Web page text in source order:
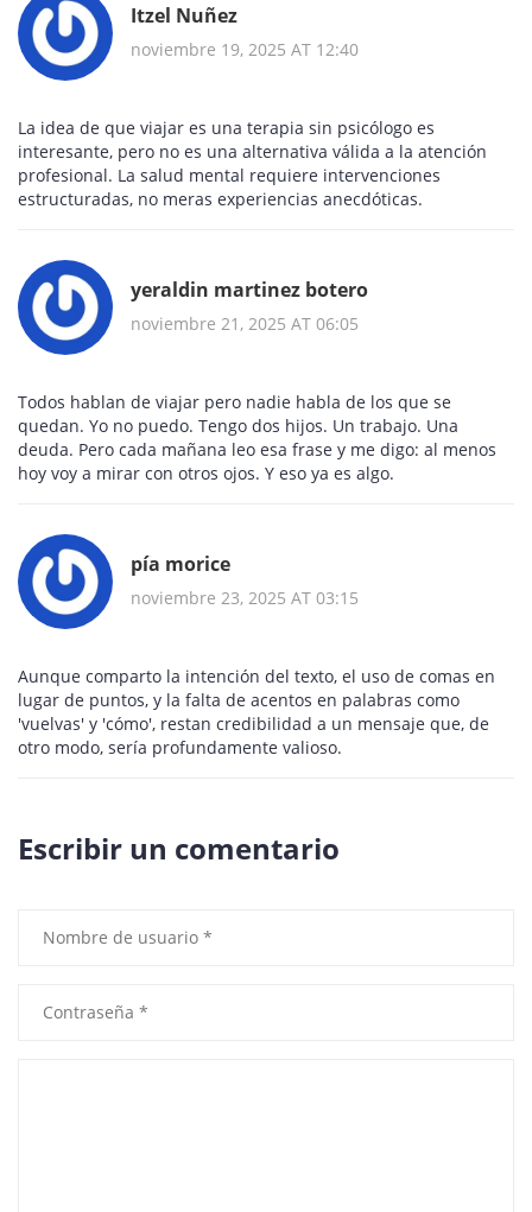
Itzel Nuñez
noviembre 19, 2025 AT 12:40
La idea de que viajar es una terapia sin psicólogo es
interesante, pero no es una alternativa válida a la atención
profesional. La salud mental requiere intervenciones
estructuradas, no meras experiencias anecdóticas.
yeraldin martinez botero
noviembre 21, 2025 AT 06:05
Todos hablan de viajar pero nadie habla de los que se
quedan. Yo no puedo. Tengo dos hijos. Un trabajo. Una
deuda. Pero cada mañana leo esa frase y me digo: al menos
hoy voy a mirar con otros ojos. Y eso ya es algo.
pía morice
noviembre 23, 2025 AT 03:15
Aunque comparto la intención del texto, el uso de comas en
lugar de puntos, y la falta de acentos en palabras como
'vuelvas' y 'cómo', restan credibilidad a un mensaje que, de
otro modo, sería profundamente valioso.
Escribir un comentario